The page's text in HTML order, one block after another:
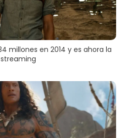
millones en 2014 y es ahora la